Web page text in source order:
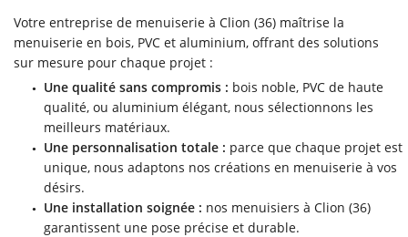
Votre entreprise de menuiserie à Clion (36) maîtrise la
menuiserie en bois, PVC et aluminium, offrant des solutions
sur mesure pour chaque projet :
Une qualité sans compromis : bois noble, PVC de haute
qualité, ou aluminium élégant, nous sélectionnons les
meilleurs matériaux.
Une personnalisation totale : parce que chaque projet est
unique, nous adaptons nos créations en menuiserie à vos
désirs.
Une installation soignée : nos menuisiers à Clion (36)
garantissent une pose précise et durable.